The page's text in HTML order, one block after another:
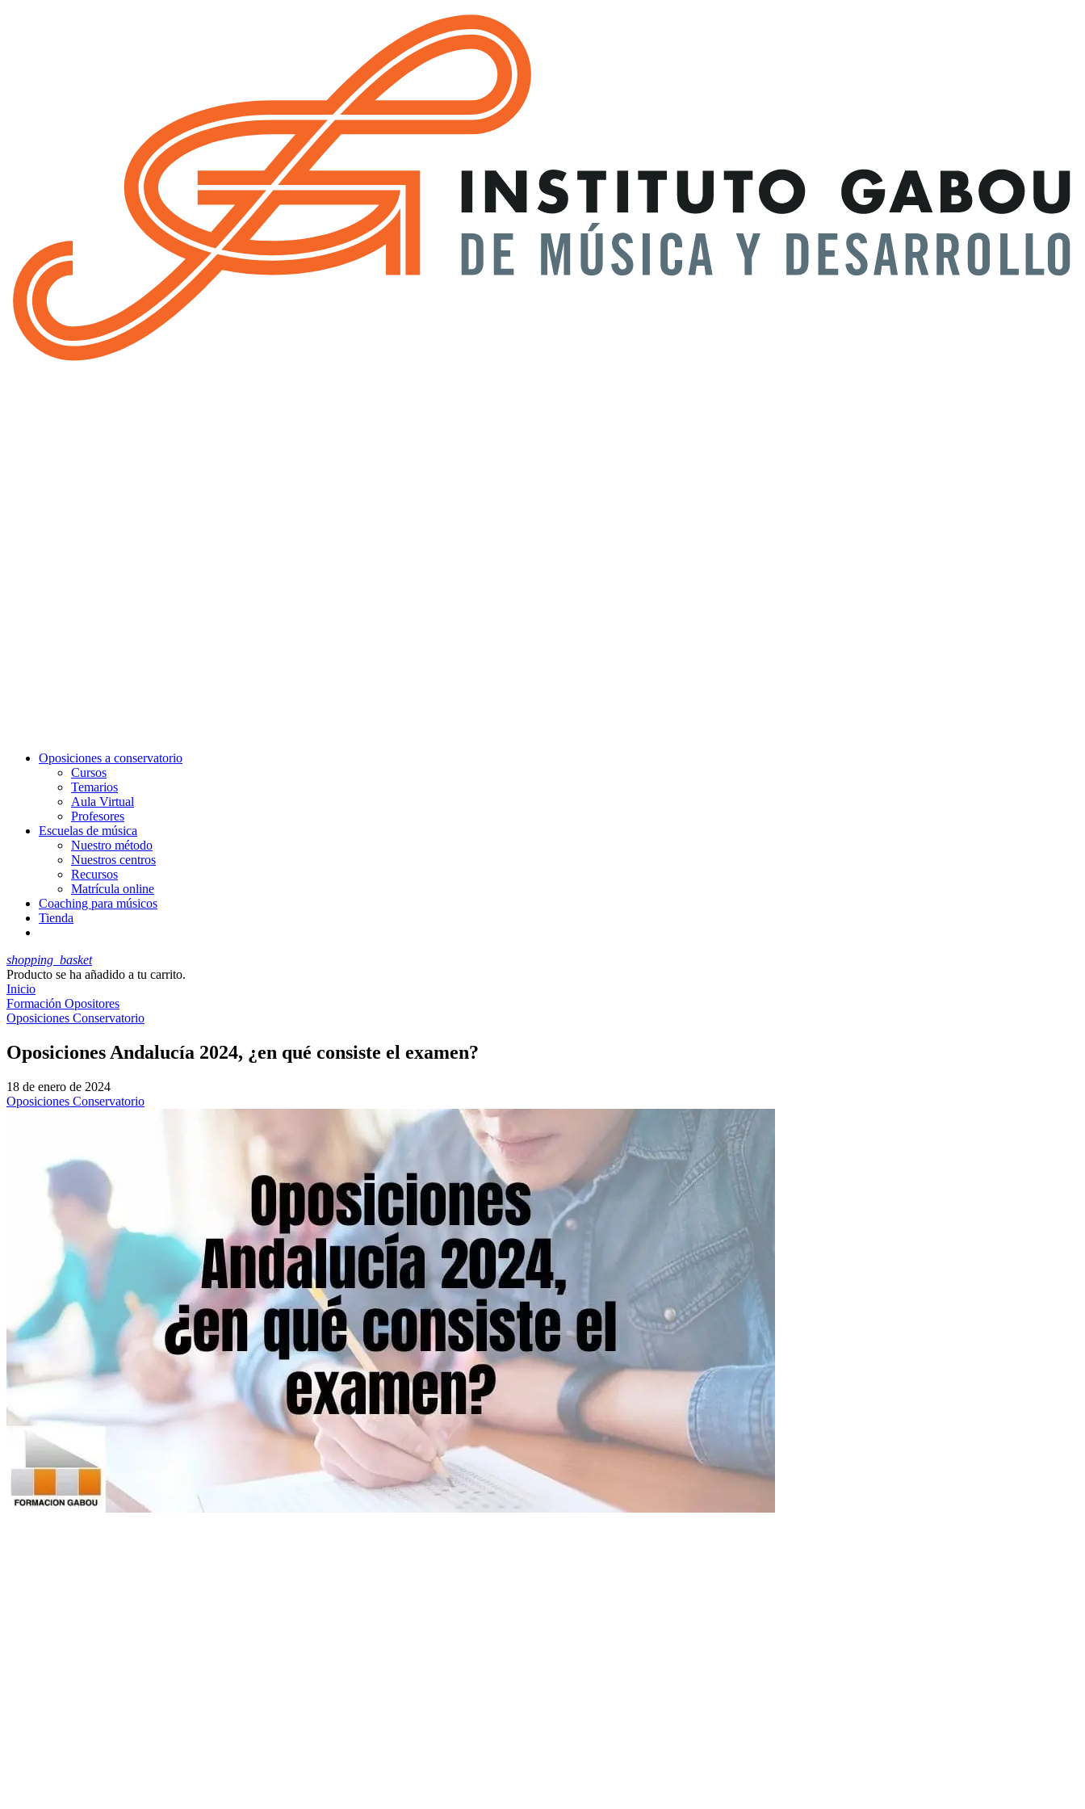
Oposiciones a conservatorio
Cursos
Temarios
Aula Virtual
Profesores
Escuelas de música
Nuestro método
Nuestros centros
Recursos
Matrícula online
Coaching para músicos
Tienda
shopping_basket
Producto se ha añadido a tu carrito.
Inicio
Formación Opositores
Oposiciones Conservatorio
Oposiciones Andalucía 2024, ¿en qué consiste el examen?
18 de enero de 2024
Oposiciones Conservatorio